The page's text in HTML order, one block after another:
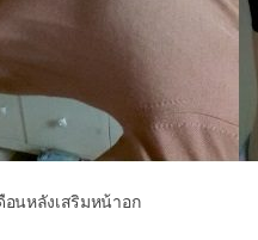
อนหลังเสริมหน้าอก